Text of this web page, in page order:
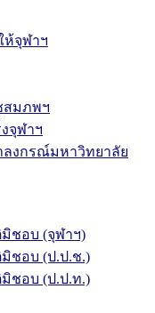
ห้จุฬาฯ
สมภพฯ
จุฬาฯ
ลงกรณ์มหาวิทยาลัย
ชอบ (จุฬาฯ)
ชอบ (ป.ป.ช.)
ชอบ (ป.ป.ท.)